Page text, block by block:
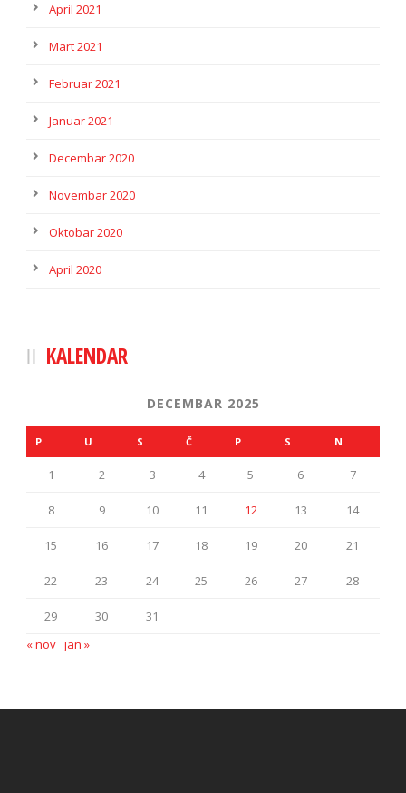
April 2021
Mart 2021
Februar 2021
Januar 2021
Decembar 2020
Novembar 2020
Oktobar 2020
April 2020
KALENDAR
DECEMBAR 2025
P U S Č P S N
1 2 3 4 5 6 7
8 9 10 11 12 13 14
15 16 17 18 19 20 21
22 23 24 25 26 27 28
29 30
31
« nov jan »